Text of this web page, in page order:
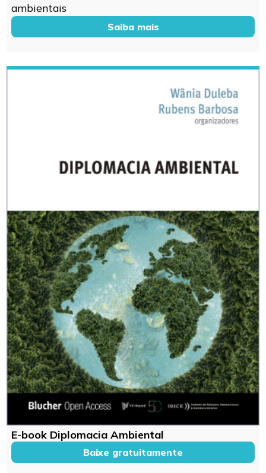
ambientais
Saiba mais
E-book Diplomacia Ambiental
Baixe gratuitamente